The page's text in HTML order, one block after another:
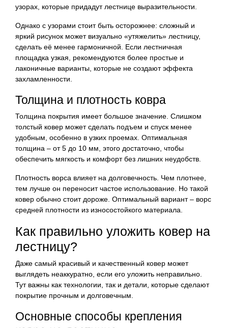
узорах, которые придадут лестнице выразительности.
Однако с узорами стоит быть осторожнее: сложный и
яркий рисунок может визуально «утяжелить» лестницу,
сделать её менее гармоничной. Если лестничная
площадка узкая, рекомендуются более простые и
лаконичные варианты, которые не создают эффекта
захламленности.
Толщина и плотность ковра
Толщина покрытия имеет большое значение. Слишком
толстый ковер может сделать подъем и спуск менее
удобным, особенно в узких проемах. Оптимальная
толщина – от 5 до 10 мм, этого достаточно, чтобы
обеспечить мягкость и комфорт без лишних неудобств.
Плотность ворса влияет на долговечность. Чем плотнее,
тем лучше он переносит частое использование. Но такой
ковер обычно стоит дороже. Оптимальный вариант – ворс
средней плотности из износостойкого материала.
Как правильно уложить ковер на
лестницу?
Даже самый красивый и качественный ковер может
выглядеть неаккуратно, если его уложить неправильно.
Тут важны как технологии, так и детали, которые сделают
покрытие прочным и долговечным.
Основные способы крепления